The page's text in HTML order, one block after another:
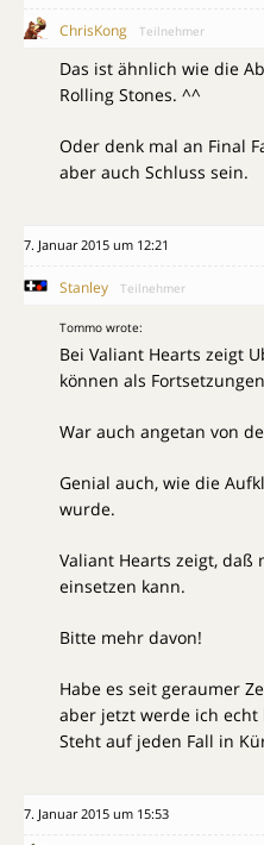
ChrisKong Teilnehmer
Das ist ähnlich wie die
Rolling Stones. ^^
Oder denk mal an Final
aber auch Schluss sein.
7. Januar 2015 um 12:21
Stanley Teilnehmer
Tommo wrote:
Bei Valiant Hearts zeigt
können als
War auch angetan von
Genial auch, wie die
wurde.
Valiant Hearts zeigt,
einsetzen kann.
Bitte mehr davon!
Habe es seit geraumer
aber jetzt werde ich
Steht auf jeden Fall in
7. Januar 2015 um 15:53